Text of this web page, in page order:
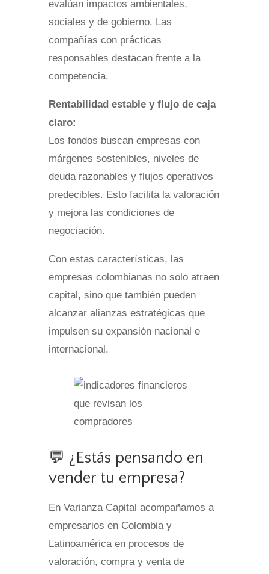
evalúan impactos ambientales,
sociales y de gobierno. Las
compañías con prácticas
responsables destacan frente a la
competencia.
Rentabilidad estable y flujo de caja
claro:
Los fondos buscan empresas con
márgenes sostenibles, niveles de
deuda razonables y flujos operativos
predecibles. Esto facilita la valoración
y mejora las condiciones de
negociación.
Con estas características, las
empresas colombianas no solo atraen
capital, sino que también pueden
alcanzar alianzas estratégicas que
impulsen su expansión nacional e
internacional.
💬 ¿Estás pensando en
vender tu empresa?
En Varianza Capital acompañamos a
empresarios en Colombia y
Latinoamérica en procesos de
valoración, compra y venta de